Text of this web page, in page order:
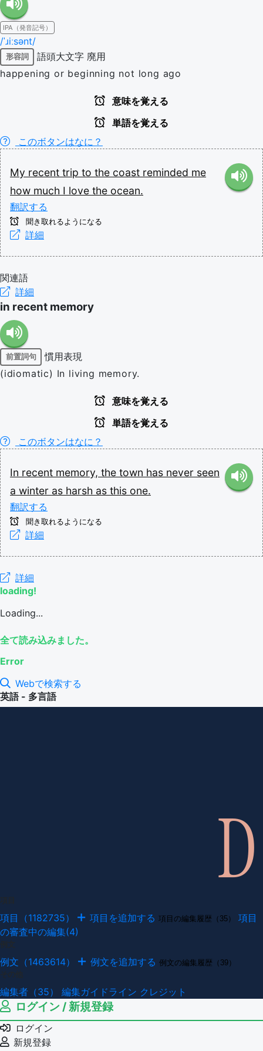
IPA（発音記号）
/ˈɹiːsənt/
形容詞 語頭大文字 廃用
happening or beginning not long ago
意味を覚える
単語を覚える
このボタンはなに？
My recent trip to the coast reminded me
how much I love the ocean.
翻訳する
聞き取れるようになる
詳細
関連語
詳細
in recent memory
前置詞句
慣用表現
(idiomatic) In living memory.
意味を覚える
単語を覚える
このボタンはなに？
In recent memory, the town has never seen
a winter as harsh as this one.
翻訳する
聞き取れるようになる
詳細
詳細
loading!
Loading...
全て読み込みました。
Error
Webで検索する
英語 - 多言語
項目（1182735） 項目を追加する 項目の編集履歴（35）
項目
の審査中の編集(4)
例文（1463614） 例文を追加する 例文の編集履歴（39）
編集者（35） 編集ガイドライン クレジット
ログイン / 新規登録
ログイン
新規登録